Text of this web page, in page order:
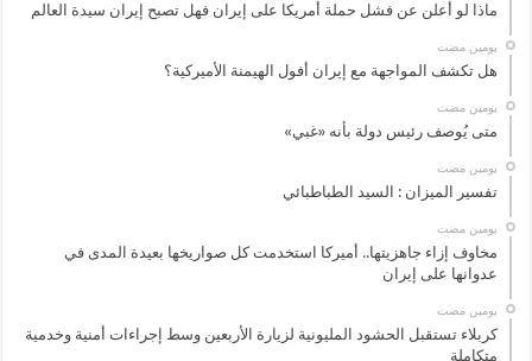
ماذا لو أعلن عن فشل حملة أمريكا على إيران فهل تصبح إيران سيدة العالم
‏يومين مضت
هل تكشف المواجهة مع إيران أفول الهيمنة الأميركية؟
‏يومين مضت
متى يُوصف رئيس دولة بأنه «غبي»
‏يومين مضت
تفسير الميزان : السيد الطباطبائي
‏يومين مضت
مخاوف إزاء جاهزيتها.. أميركا استخدمت كل صواريخها بعيدة المدى في
عدوانها على إيران
‏يومين مضت
كربلاء تستقبل الحشود المليونية لزيارة الأربعين وسط إجراءات أمنية وخدمية
متكاملة